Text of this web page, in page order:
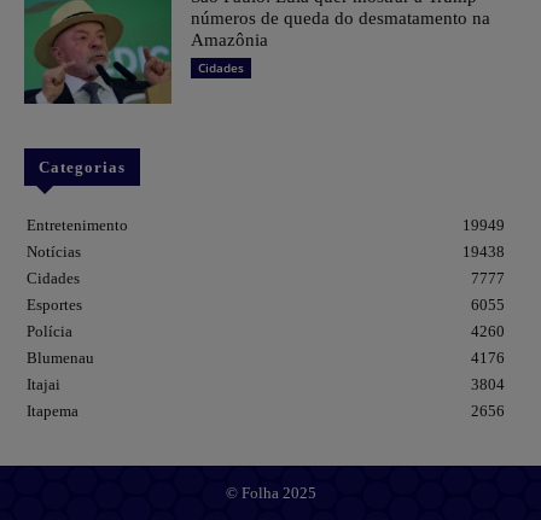
números de queda do desmatamento na
Amazônia
Cidades
Categorias
Entretenimento
19949
Notícias
19438
Cidades
7777
Esportes
6055
Polícia
4260
Blumenau
4176
Itajai
3804
Itapema
2656
© Folha 2025